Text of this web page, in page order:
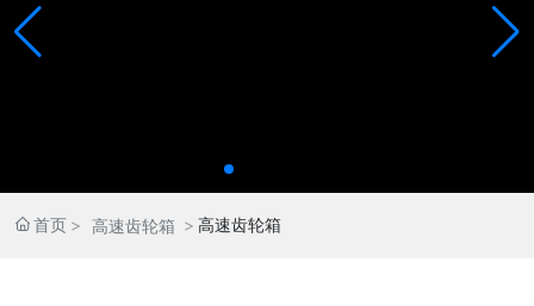
首页 高速齿轮箱 高速齿轮箱